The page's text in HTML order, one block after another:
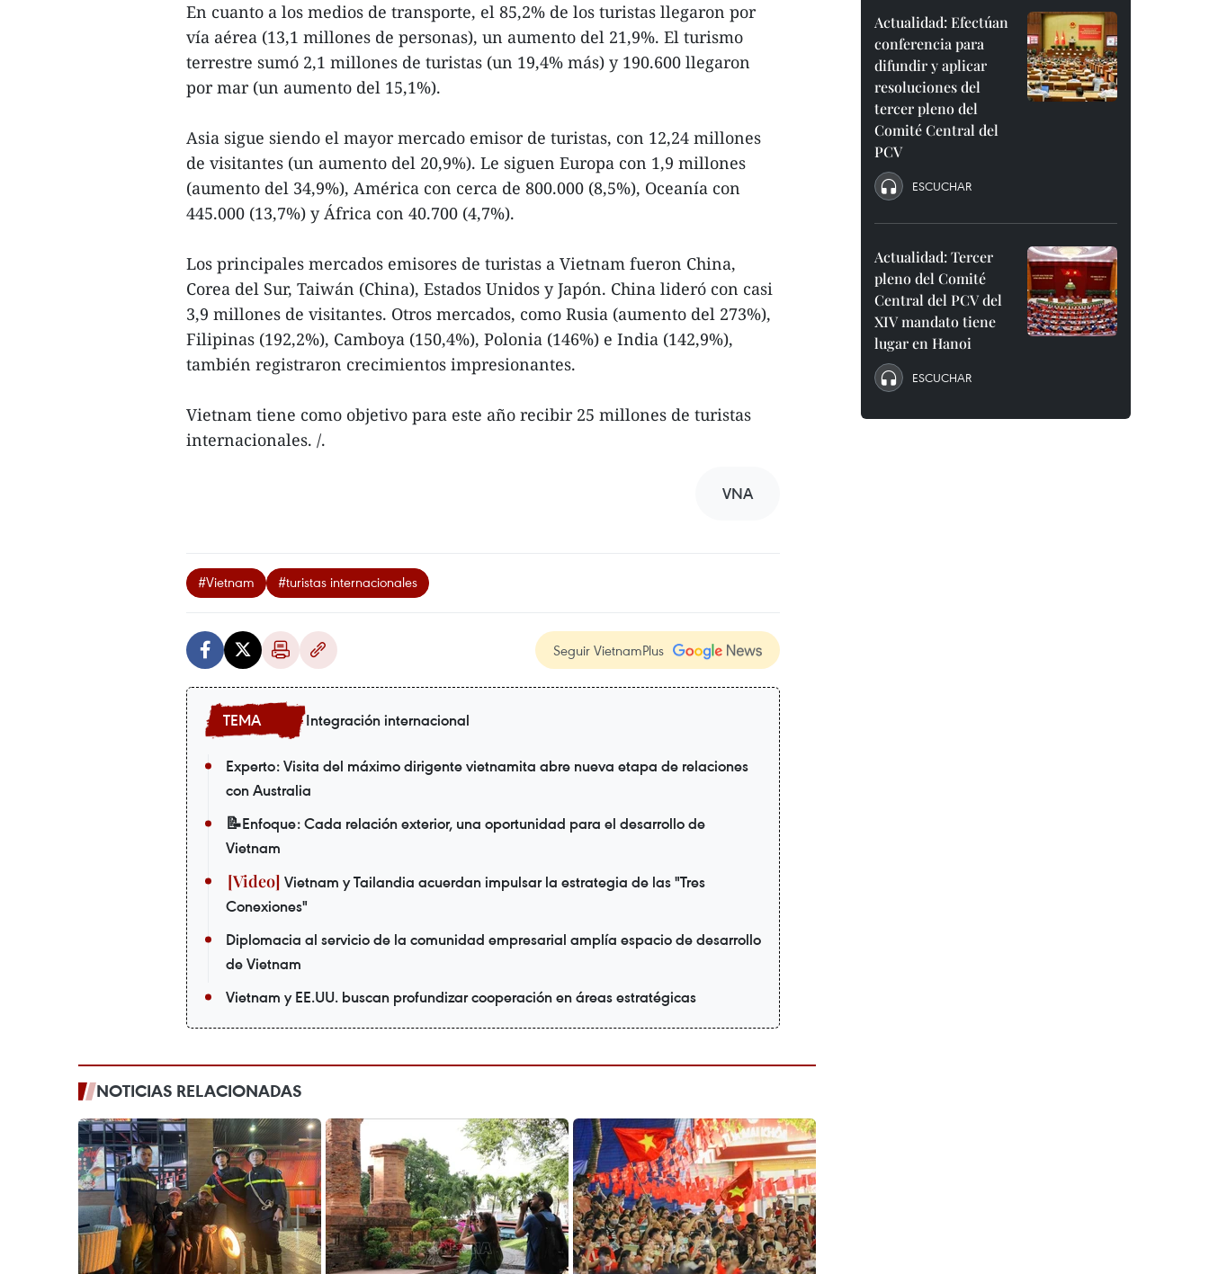
En cuanto a los medios de transporte, el 85,2% de los turistas llegaron por
vía aérea (13,1 millones de personas), un aumento del 21,9%. El turismo
terrestre sumó 2,1 millones de turistas (un 19,4% más) y 190.600 llegaron
por mar (un aumento del 15,1%).
Asia sigue siendo el mayor mercado emisor de turistas, con 12,24 millones
de visitantes (un aumento del 20,9%). Le siguen Europa con 1,9 millones
(aumento del 34,9%), América con cerca de 800.000 (8,5%), Oceanía con
445.000 (13,7%) y África con 40.700 (4,7%).
Los principales mercados emisores de turistas a Vietnam fueron China,
Corea del Sur, Taiwán (China), Estados Unidos y Japón. China lideró con casi
3,9 millones de visitantes. Otros mercados, como Rusia (aumento del 273%),
Filipinas (192,2%), Camboya (150,4%), Polonia (146%) e India (142,9%),
también registraron crecimientos impresionantes.
Vietnam tiene como objetivo para este año recibir 25 millones de turistas
internacionales. /.
VNA
#Vietnam #turistas internacionales
Seguir VietnamPlus
Integración internacional
Experto: Visita del máximo dirigente vietnamita abre nueva etapa de relaciones
con Australia
📝Enfoque: Cada relación exterior, una oportunidad para el desarrollo de
Vietnam
Vietnam y Tailandia acuerdan impulsar la estrategia de las "Tres
Conexiones"
Diplomacia al servicio de la comunidad empresarial amplía espacio de desarrollo
de Vietnam
Vietnam y EE.UU. buscan profundizar cooperación en áreas estratégicas
NOTICIAS RELACIONADAS
Actualidad: Efectúan
conferencia para
difundir y aplicar
resoluciones del
tercer pleno del
Comité Central del
PCV
ESCUCHAR
Actualidad: Tercer
pleno del Comité
Central del PCV del
XIV mandato tiene
lugar en Hanoi
ESCUCHAR